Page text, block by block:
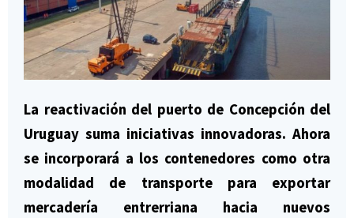
DCIM/100MEDIA/DJI_0270.JPG
La reactivación del puerto de Concepción del
Uruguay suma iniciativas innovadoras. Ahora
se incorporará a los contenedores como otra
modalidad de transporte para exportar
mercadería entrerriana hacia nuevos